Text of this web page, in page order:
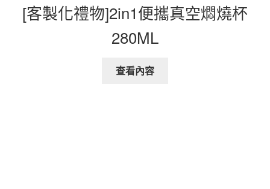
[客製化禮物]2in1便攜真空燜燒杯
280ML
查看內容